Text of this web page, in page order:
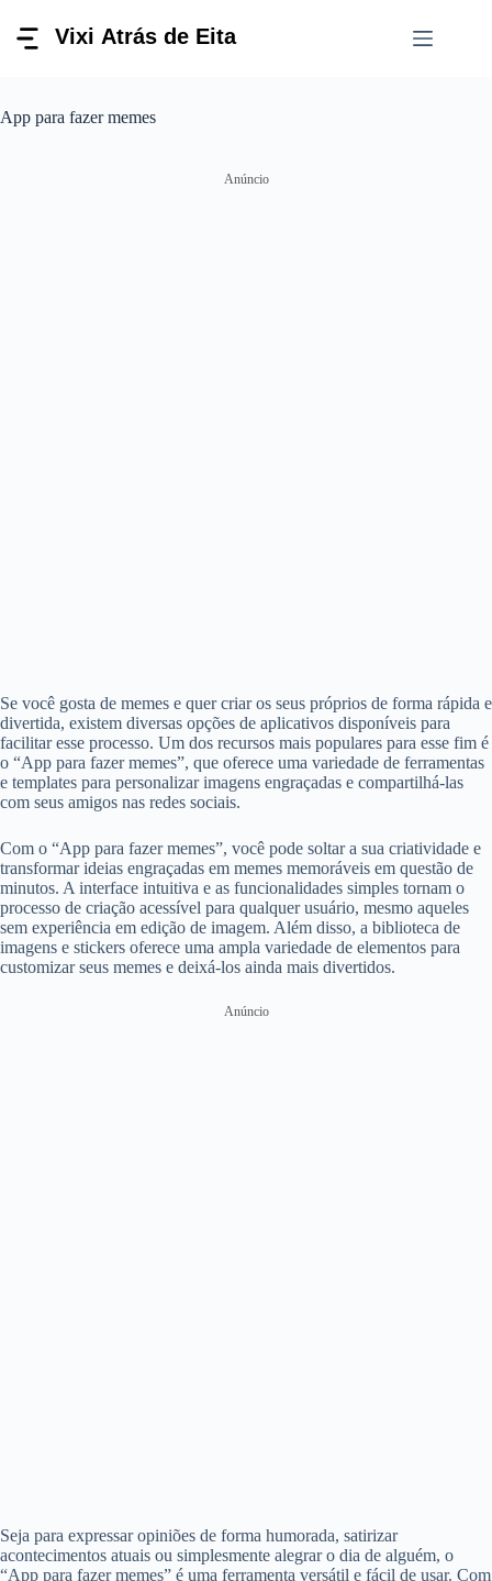
para
App para fazer memes
Anúncio
Se você gosta de memes e quer criar os seus próprios de forma rápida e
divertida, existem diversas opções de aplicativos disponíveis para
facilitar esse processo. Um dos recursos mais populares para esse fim é
o “App para fazer memes”, que oferece uma variedade de ferramentas
e templates para personalizar imagens engraçadas e compartilhá-las
com seus amigos nas redes sociais.
Com o “App para fazer memes”, você pode soltar a sua criatividade e
transformar ideias engraçadas em memes memoráveis em questão de
minutos. A interface intuitiva e as funcionalidades simples tornam o
processo de criação acessível para qualquer usuário, mesmo aqueles
sem experiência em edição de imagem. Além disso, a biblioteca de
imagens e stickers oferece uma ampla variedade de elementos para
customizar seus memes e deixá-los ainda mais divertidos.
Anúncio
Seja para expressar opiniões de forma humorada, satirizar
acontecimentos atuais ou simplesmente alegrar o dia de alguém, o
“App para fazer memes” é uma ferramenta versátil e fácil de usar. Com